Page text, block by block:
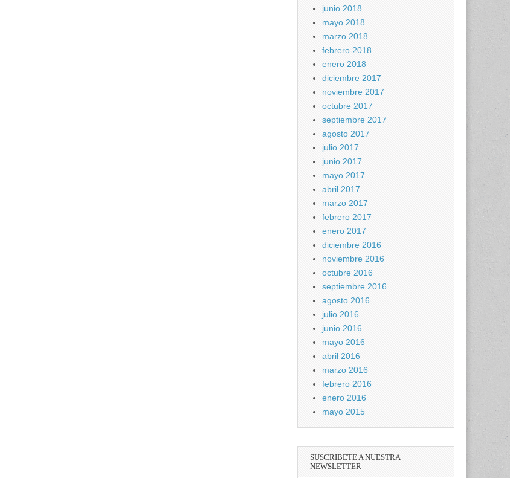
junio 2018
mayo 2018
marzo 2018
febrero 2018
enero 2018
diciembre 2017
noviembre 2017
octubre 2017
septiembre 2017
agosto 2017
julio 2017
junio 2017
mayo 2017
abril 2017
marzo 2017
febrero 2017
enero 2017
diciembre 2016
noviembre 2016
octubre 2016
septiembre 2016
agosto 2016
julio 2016
junio 2016
mayo 2016
abril 2016
marzo 2016
febrero 2016
enero 2016
mayo 2015
SUSCRIBETE A NUESTRA
NEWSLETTER